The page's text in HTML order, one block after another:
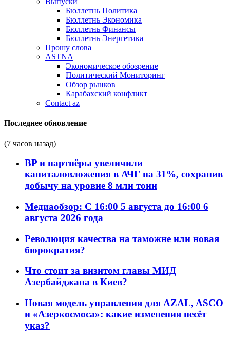
Бюллетнь Политика
Бюллетнь Экономика
Бюллетнь Финансы
Бюллетнь Энергетика
Прошу слова
ASTNA
Экономическое обозрение
Политический Мониторинг
Обзор рынков
Карабахский конфликт
Contact az
Последнее обновление
(7 часов назад)
BP и партнёры увеличили
капиталовложения в АЧГ на 31%, сохранив
добычу на уровне 8 млн тонн
Медиаобзор: С 16:00 5 августа до 16:00 6
августа 2026 года
Революция качества на таможне или новая
бюрократия?
Что стоит за визитом главы МИД
Азербайджана в Киев?
Новая модель управления для AZAL, ASCO
и «Азеркосмоса»: какие изменения несёт
указ?